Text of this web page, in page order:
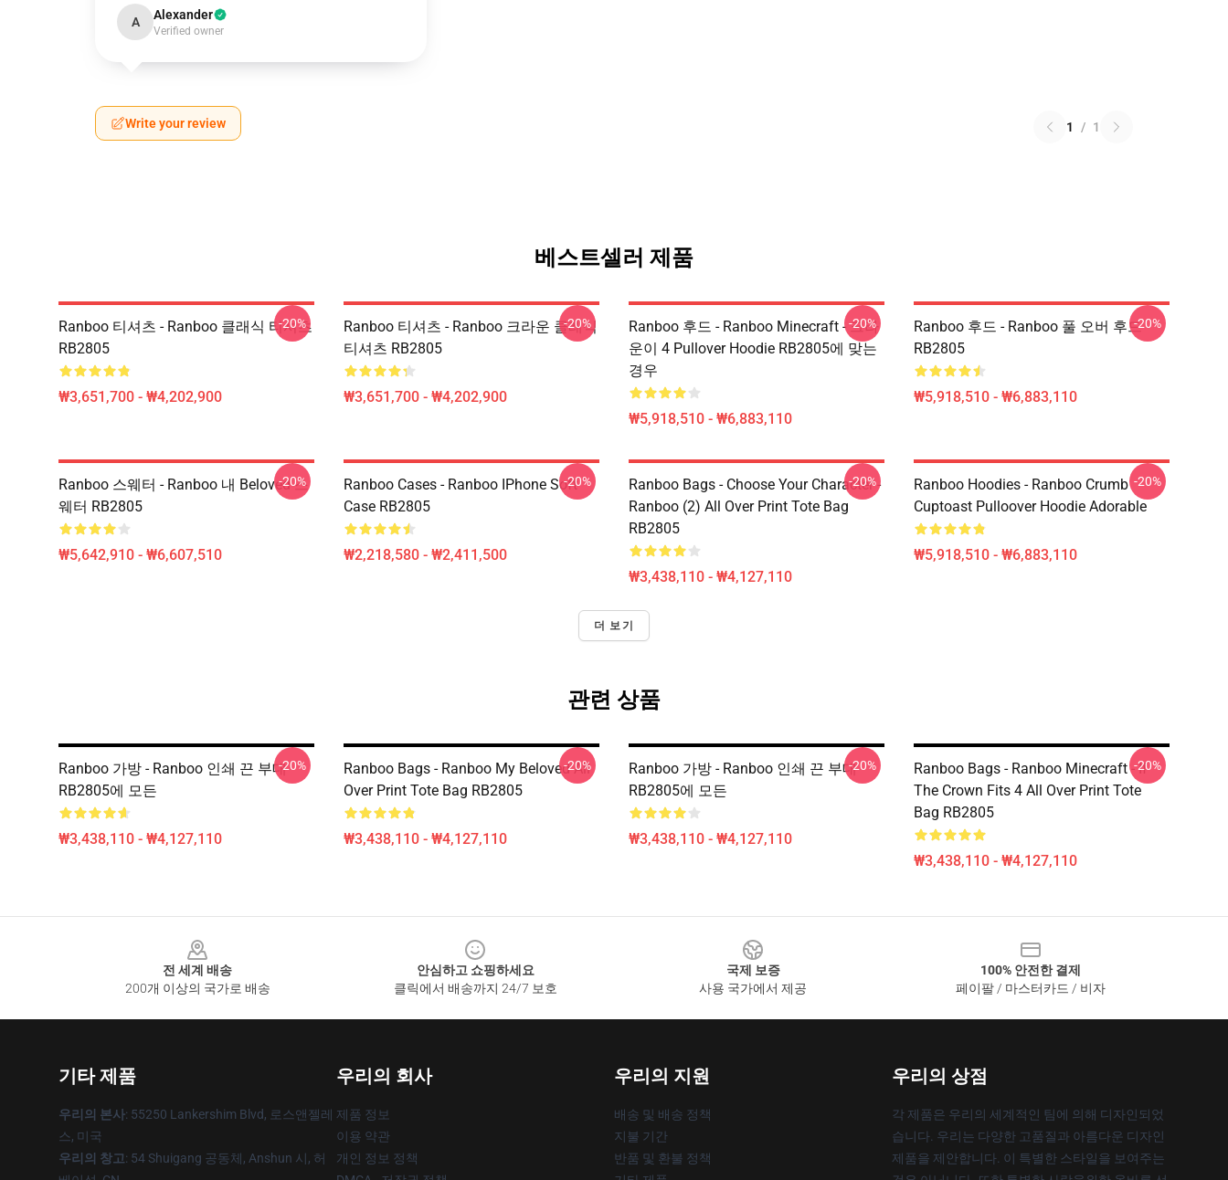
A Alexander
Verified owner
Write your review 1 / 1
베스트셀러 제품
Ranboo 티셔츠 - Ranboo 클래식 티셔츠
RB2805
₩3,651,700 - ₩4,202,900
-20%
Ranboo 티셔츠 - Ranboo 크라운 클래식
티셔츠 RB2805
₩3,651,700 - ₩4,202,900
-20%
Ranboo 후드 - Ranboo Minecraft - 크라
운이 4 Pullover Hoodie RB2805에 맞는
경우
₩5,918,510 - ₩6,883,110
-20%
Ranboo 후드 - Ranboo 풀 오버 후드
RB2805
₩5,918,510 - ₩6,883,110
-20%
Ranboo 스웨터 - Ranboo 내 Beloved 스
웨터 RB2805
₩5,642,910 - ₩6,607,510
-20%
Ranboo Cases - Ranboo IPhone Soft
Case RB2805
₩2,218,580 - ₩2,411,500
-20%
Ranboo Bags - Choose Your Character -
Ranboo (2) All Over Print Tote Bag
RB2805
₩3,438,110 - ₩4,127,110
-20%
Ranboo Hoodies - Ranboo Crumb
Cuptoast Pulloover Hoodie Adorable
₩5,918,510 - ₩6,883,110
-20%
더 보기
관련 상품
Ranboo 가방 - Ranboo 인쇄 끈 부대
RB2805에 모든
₩3,438,110 - ₩4,127,110
-20%
Ranboo Bags - Ranboo My Beloved All
Over Print Tote Bag RB2805
₩3,438,110 - ₩4,127,110
-20%
Ranboo 가방 - Ranboo 인쇄 끈 부대
RB2805에 모든
₩3,438,110 - ₩4,127,110
-20%
Ranboo Bags - Ranboo Minecraft - If
The Crown Fits 4 All Over Print Tote
Bag RB2805
₩3,438,110 - ₩4,127,110
-20%
전 세계 배송
200개 이상의 국가로 배송
안심하고 쇼핑하세요
클릭에서 배송까지 24/7 보호
국제 보증
사용 국가에서 제공
100% 안전한 결제
페이팔 / 마스터카드 / 비자
기타 제품
우리의 본사: 55250 Lankershim Blvd, 로스앤젤레
스, 미국
우리의 창고: 54 Shuigang 공동체, Anshun 시, 허
우리의 회사
제품 정보
이용 약관
개인 정보 정책
우리의 지원
배송 및 배송 정책
지불 기간
반품 및 환불 정책
우리의 상점
각 제품은 우리의 세계적인 팀에 의해 디자인되었
습니다. 우리는 다양한 고품질과 아름다운 디자인
제품을 제안합니다. 이 특별한 스타일을 보여주는